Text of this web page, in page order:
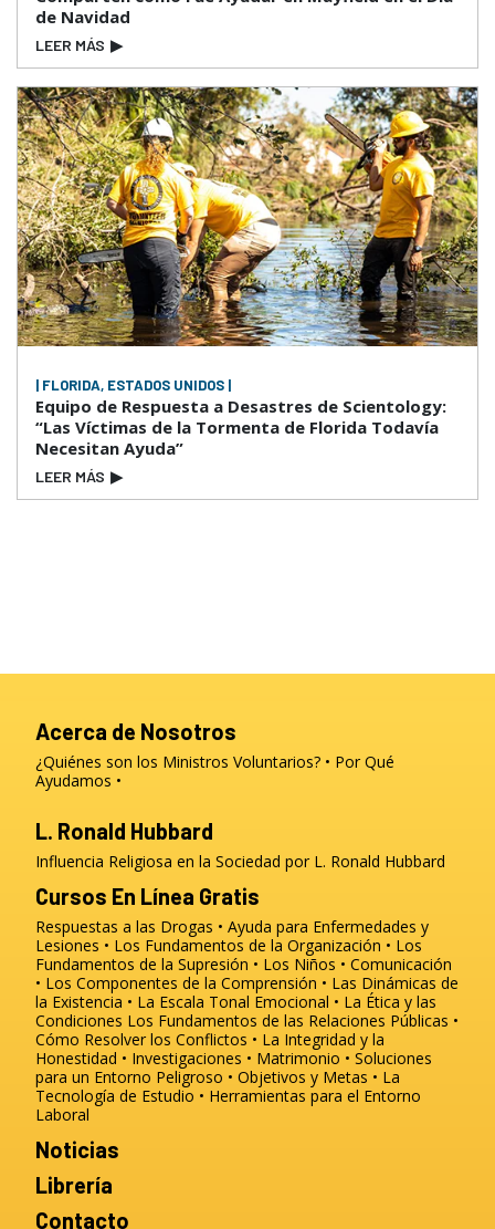
de Navidad
LEER MÁS ▶
| FLORIDA, ESTADOS UNIDOS |
Equipo de Respuesta a Desastres de Scientology:
“Las Víctimas de la Tormenta de Florida Todavía
Necesitan Ayuda”
LEER MÁS ▶
Acerca de Nosotros
¿Quiénes son los Ministros Voluntarios?
Por Qué
Ayudamos
L. Ronald Hubbard
Influencia Religiosa en la Sociedad por L. Ronald Hubbard
Cursos En Línea Gratis
Respuestas a las Drogas
Ayuda para Enfermedades y
Lesiones
Los Fundamentos de la Organización
Los
Fundamentos de la Supresión
Los Niños
Comunicación
Los Componentes de la Comprensión
Las Dinámicas de
la Existencia
La Escala Tonal Emocional
La Ética y las
Condiciones Los Fundamentos de las Relaciones Públicas
Cómo Resolver los Conflictos
La Integridad y la
Honestidad
Investigaciones Matrimonio
Soluciones
para un Entorno Peligroso
Objetivos y Metas
La
Tecnología de Estudio
Herramientas para el Entorno
Laboral
Noticias
Librería
Contacto